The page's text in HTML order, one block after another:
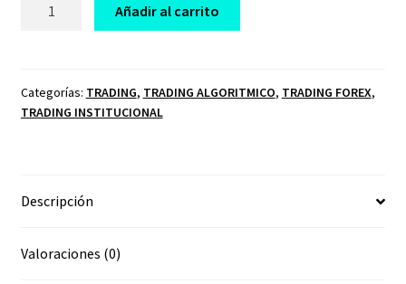
PEDRO
BOGNI
Añadir al carrito
Categorías: TRADING, TRADING ALGORITMICO, TRADING FOREX,
TRADING INSTITUCIONAL
Descripción
Valoraciones (0)